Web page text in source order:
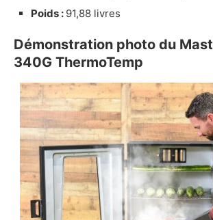
Poids : 91,88 livres
Démonstration photo du
340G ThermoTemp